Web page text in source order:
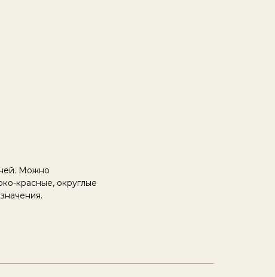
Можно
красные, округлые